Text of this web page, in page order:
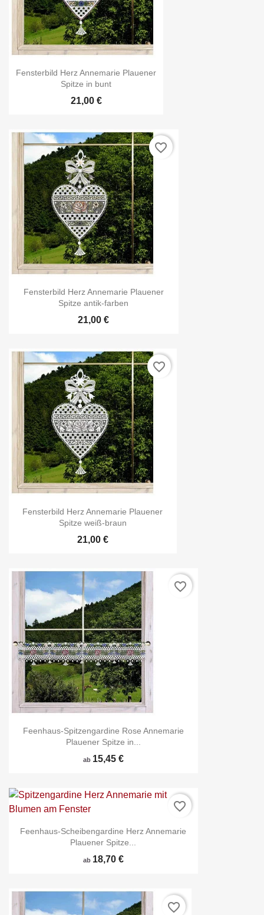
Fensterbild Herz Annemarie Plauener
Spitze in bunt
21,00 €
Fensterbild Herz Annemarie Plauener
Spitze antik-farben
21,00 €
favorite_border
Fensterbild Herz Annemarie Plauener
Spitze weiß-braun
21,00 €
favorite_border
Feenhaus-Spitzengardine Rose Annemarie
Plauener Spitze in...
ab 15,45 €
favorite_border
Feenhaus-Scheibengardine Herz Annemarie
Plauener Spitze...
ab 18,70 €
favorite_border
favorite_border